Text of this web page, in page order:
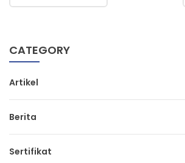
CATEGORY
Artikel
Berita
Sertifikat